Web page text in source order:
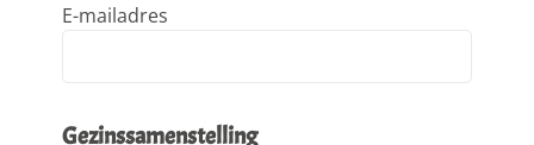
E-mailadres
Gezinssamenstelling